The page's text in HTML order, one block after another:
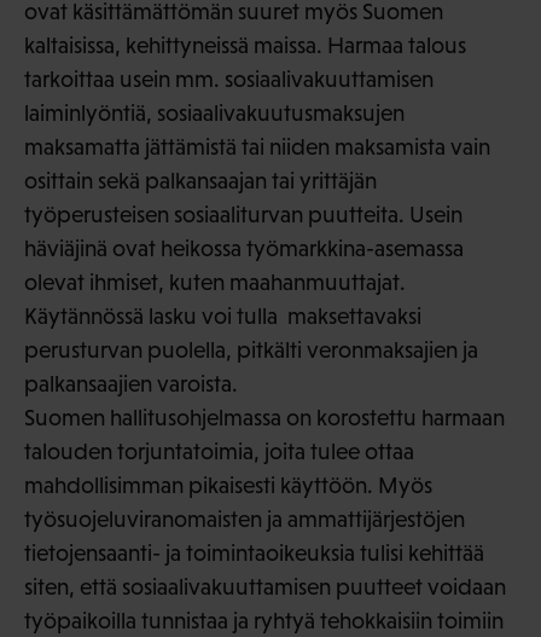
ovat käsittämättömän suuret myös Suomen
kaltaisissa, kehittyneissä maissa. Harmaa talous
tarkoittaa usein mm. sosiaalivakuuttamisen
laiminlyöntiä, sosiaalivakuutusmaksujen
maksamatta jättämistä tai niiden maksamista vain
osittain sekä palkansaajan tai yrittäjän
työperusteisen sosiaaliturvan puutteita. Usein
häviäjinä ovat heikossa työmarkkina-asemassa
olevat ihmiset, kuten maahanmuuttajat.
Käytännössä lasku voi tulla maksettavaksi
perusturvan puolella, pitkälti veronmaksajien ja
palkansaajien varoista.
Suomen hallitusohjelmassa on korostettu harmaan
talouden torjuntatoimia, joita tulee ottaa
mahdollisimman pikaisesti käyttöön. Myös
työsuojeluviranomaisten ja ammattijärjestöjen
tietojensaanti- ja toimintaoikeuksia tulisi kehittää
siten, että sosiaalivakuuttamisen puutteet voidaan
työpaikoilla tunnistaa ja ryhtyä tehokkaisiin toimiin